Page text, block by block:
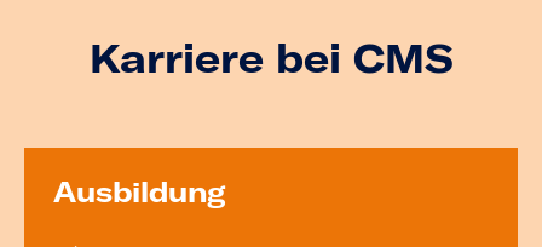
Karriere bei CMS
Ausbildung